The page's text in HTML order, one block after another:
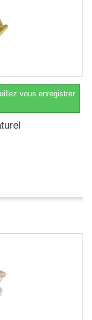
vous enregistrer